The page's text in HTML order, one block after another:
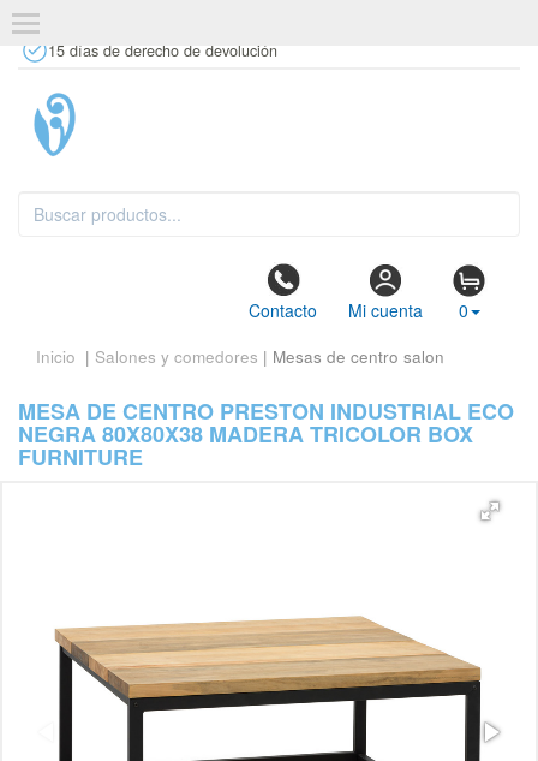
15 días de derecho de devolución
Contacto Mi cuenta 0
Inicio | Salones y comedores | Mesas de centro salon
MESA DE CENTRO PRESTON INDUSTRIAL ECO
NEGRA 80X80X38 MADERA TRICOLOR BOX
FURNITURE